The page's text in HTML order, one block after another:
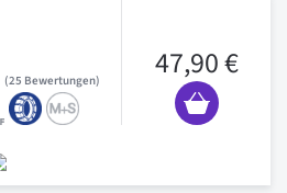
25 Bewertungen 47,90 €